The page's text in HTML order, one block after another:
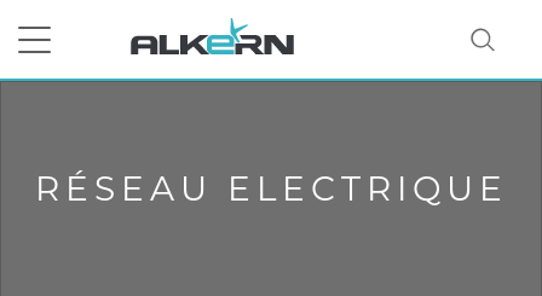
RÉSEAU ELECTRIQUE